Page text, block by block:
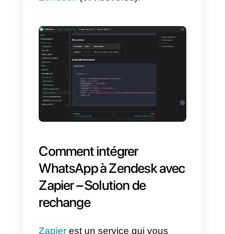
2) Créez un compte Zendesk
Après avoir créé vos comptes,
vous pourrez utiliser la
documentation de l’API Callbell
Business à Zendesk
ce que vous voulez et selon vos
besoins.
Le cas le plus courant utilisé par